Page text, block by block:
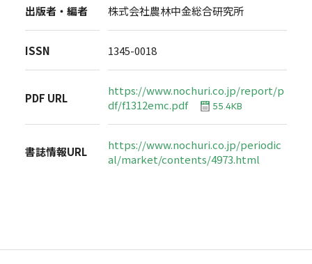
出版者・編者 株式会社農林中金総合研究所
ISSN 1345-0018
PDF URL
https://www.nochuri.co.jp/report/p
df/f1312emc.pdf
55.4KB
書誌情報URL
https://www.nochuri.co.jp/periodic
al/market/contents/4973.html